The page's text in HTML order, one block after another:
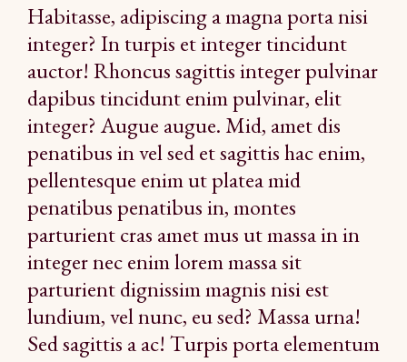
Habitasse, adipiscing a magna porta nisi
integer? In turpis et integer tincidunt
auctor! Rhoncus sagittis integer pulvinar
dapibus tincidunt enim pulvinar, elit
integer? Augue augue. Mid, amet dis
penatibus in vel sed et sagittis hac enim,
pellentesque enim ut platea mid
penatibus penatibus in, montes
parturient cras amet mus ut massa in in
integer nec enim lorem massa sit
parturient dignissim magnis nisi est
lundium, vel nunc, eu sed? Massa urna!
Sed sagittis a ac! Turpis porta elementum